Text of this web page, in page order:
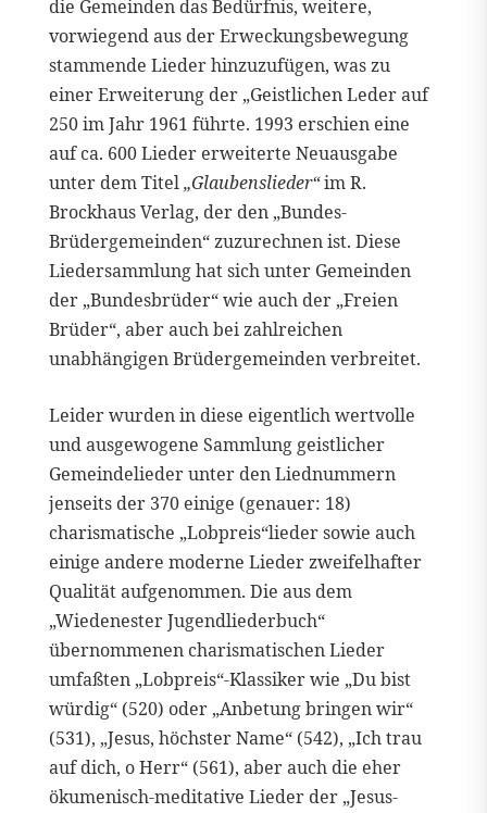
die Gemeinden das Bedürfnis, weitere,
vorwiegend aus der Erweckungsbewegung
stammende Lieder hinzuzufügen, was zu
einer Erweiterung der „Geistlichen Leder auf
250 im Jahr 1961 führte. 1993 erschien eine
auf ca. 600 Lieder erweiterte Neuausgabe
unter dem Titel„Glaubenslieder“im R.
Brockhaus Verlag, der den „Bundes-
Brüdergemeinden“ zuzurechnen ist. Diese
Liedersammlung hat sich unter Gemeinden
der „Bundesbrüder“ wie auch der „Freien
Brüder“, aber auch bei zahlreichen
unabhängigen Brüdergemeinden verbreitet.
Leider wurden in diese eigentlich wertvolle
und ausgewogene Sammlung geistlicher
Gemeindelieder unter den Liednummern
jenseits der 370 einige (genauer: 18)
charismatische „Lobpreis“lieder sowie auch
einige andere moderne Lieder zweifelhafter
Qualität aufgenommen. Die aus dem
„Wiedenester Jugendliederbuch“
übernommenen charismatischen Lieder
umfaßten „Lobpreis“-Klassiker wie „Du bist
würdig“ (520) oder „Anbetung bringen wir“
(531), „Jesus, höchster Name“ (542), „Ich trau
auf dich, o Herr“ (561), aber auch die eher
ökumenisch-meditative Lieder der „Jesus-